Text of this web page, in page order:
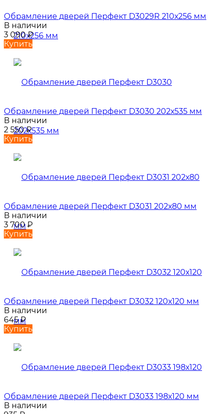
Обрамление дверей Перфект D3029R 210х256 мм
В наличии
3 090₽
Купить
Обрамление дверей Перфект D3030 202х535 мм
В наличии
2 550₽
Купить
Обрамление дверей Перфект D3031 202х80 мм
В наличии
3 700 ₽
Купить
Обрамление дверей Перфект D3032 120х120 мм
В наличии
645₽
Купить
Обрамление дверей Перфект D3033 198х120 мм
В наличии